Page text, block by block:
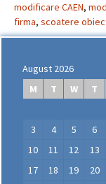
modificare CAEN,
firma, scoatere
August 2026
M
T W T
3
4 5 6
10
11 12 13
17
18 19 20